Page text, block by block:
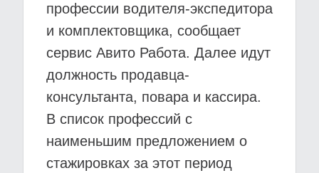
профессии водителя-экспедитора
и комплектовщика, сообщает
сервис Авито Работа. Далее идут
должность продавца-
консультанта, повара и кассира.
В список профессий с
наименьшим предложением о
стажировках за этот период